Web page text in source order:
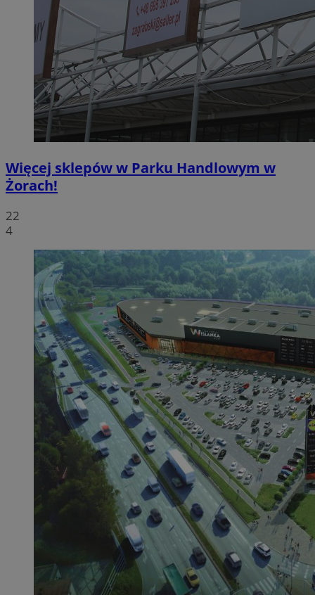
Więcej sklepów w Parku Handlowym w
Żorach!
22
4